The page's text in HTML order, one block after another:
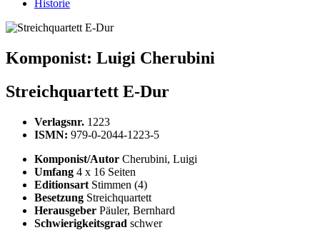
Historie
Komponist: Luigi Cherubini
Streichquartett E-Dur
Verlagsnr. 1223
ISMN: 979-0-2044-1223-5
Komponist/Autor Cherubini, Luigi
Umfang 4 x 16 Seiten
Editionsart Stimmen (4)
Besetzung Streichquartett
Herausgeber Päuler, Bernhard
Schwierigkeitsgrad schwer